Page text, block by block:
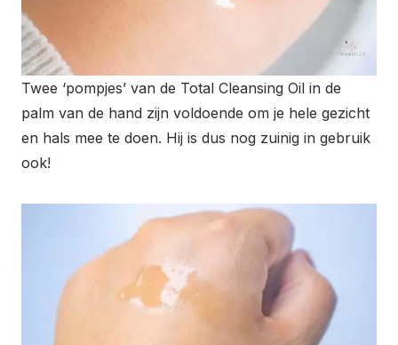
Twee ‘pompjes’ van de Total Cleansing Oil in de
palm van de hand zijn voldoende om je hele gezicht
en hals mee te doen. Hij is dus nog zuinig in gebruik
ook!